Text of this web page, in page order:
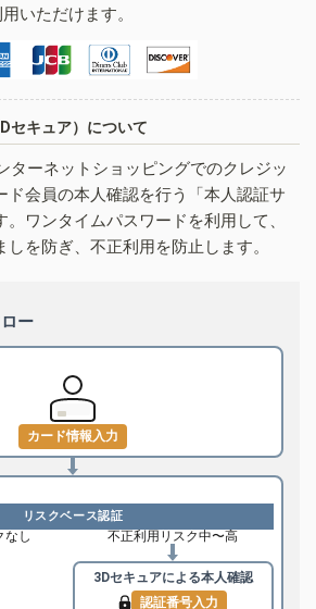
いただけます。
セキュア）について
ターネットショッピングでのクレジッ
ド会員の本人確認を行う「本人認証サ
ワンタイムパスワードを利用して、
を防ぎ、不正利用を防止します。
ー
カード情報入力
リスクベース認証
なし 不正利用リスク中〜高
3Dセキュアによる本人確認
認証番号入力